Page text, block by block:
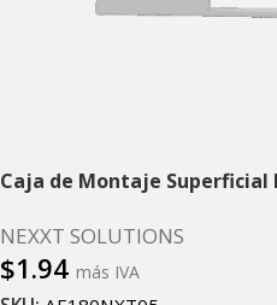
Caja de Montaje Superficial
NEXXT SOLUTIONS
$1.94 más IVA